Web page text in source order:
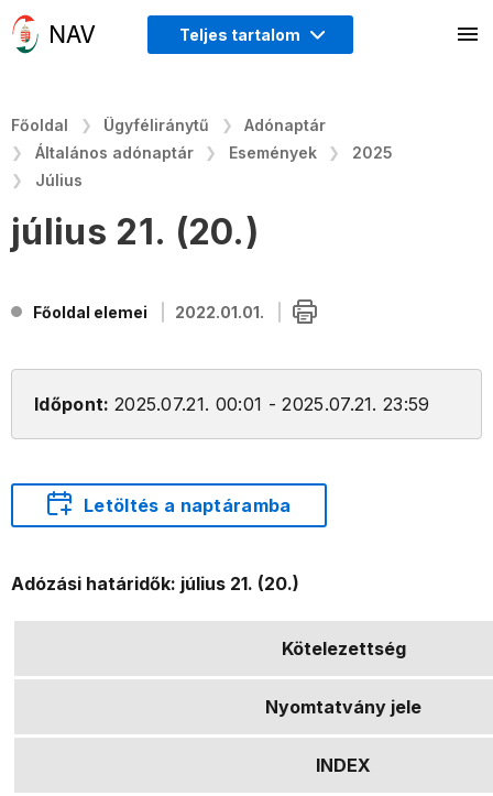
Teljes tartalom
Főoldal Ügyféliránytű
Adónaptár
Általános adónaptár
Események
2025
Július
július 21. (20.)
Főoldal elemei 2022.01.01.
Időpont: 2025.07.21. 00:01 - 2025.07.21. 23:59
Letöltés a naptáramba
Adózási határidők: július 21. (20.)
Kötelezettség
Nyomtatvány jele
INDEX